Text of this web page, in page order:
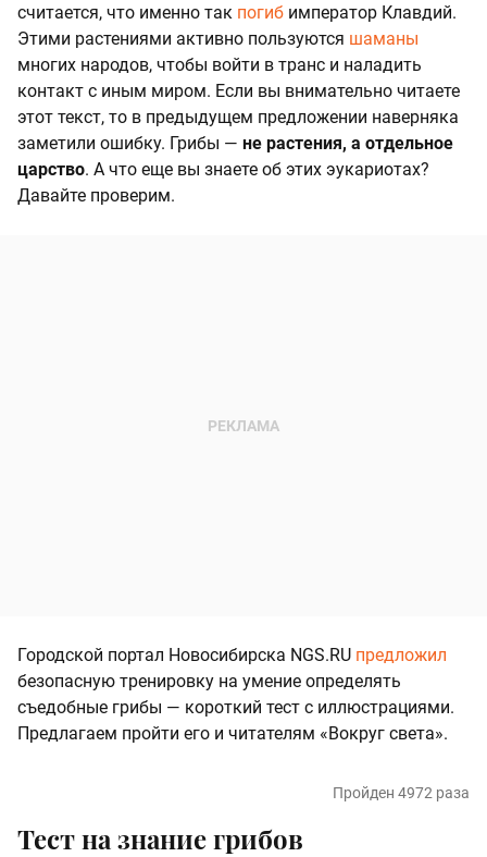
считается, что именно так погиб император Клавдий.
Этими растениями активно пользуются шаманы
многих народов, чтобы войти в транс и наладить
контакт с иным миром. Если вы внимательно читаете
этот текст, то в предыдущем предложении наверняка
заметили ошибку. Грибы — не растения, а отдельное
царство. А что еще вы знаете об этих эукариотах?
Давайте проверим.
Городской портал Новосибирска NGS.RU предложил
безопасную тренировку на умение определять
съедобные грибы — короткий тест с иллюстрациями.
Предлагаем пройти его и читателям «Вокруг света».
Пройден 4972 раза
Тест на знание грибов